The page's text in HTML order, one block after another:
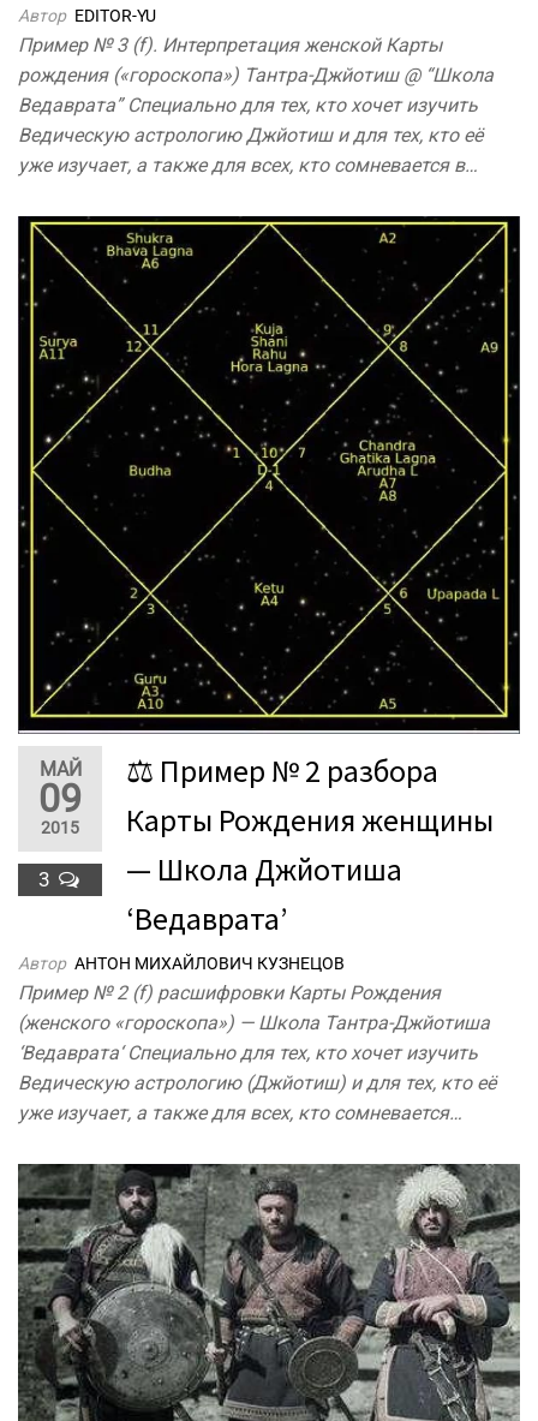
Автор EDITOR-YU
Пример № 3 (f). Интерпретация женской Карты
рождения («гороскопа») Тантра-Джйотиш @ “Школа
Ведаврата” Специально для тех, кто хочет изучить
Ведическую астрологию Джйотиш и для тех, кто её
уже изучает, а также для всех, кто сомневается в…
МАЙ
09
2015
3
⚖ Пример № 2 разбора
Карты Рождения женщины
— Школа Джйотиша
‘Ведаврата’
Автор АНТОН МИХАЙЛОВИЧ КУЗНЕЦОВ
Пример № 2 (f) расшифровки Карты Рождения
(женского «гороскопа») — Школа Тантра-Джйотиша
‘Ведаврата‘ Специально для тех, кто хочет изучить
Ведическую астрологию (Джйотиш) и для тех, кто её
уже изучает, а также для всех, кто сомневается…